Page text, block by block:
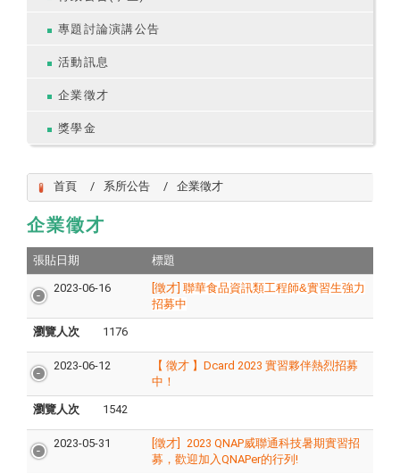
專題討論演講公告
活動訊息
企業徵才
獎學金
首頁 系所公告 企業徵才
企業徵才
張貼日期 標題
2023-06-16 [徵才] 聯華食品資訊類工程師&實習生強力
招募中
瀏覽人次 1176
2023-06-12
【 徵才 】Dcard 2023 實習夥伴熱烈招募
中！
瀏覽人次 1542
2023-05-31 [徵才]
2023 QNAP威聯通科技暑期實習招
募，歡迎加入QNAPer的行列!